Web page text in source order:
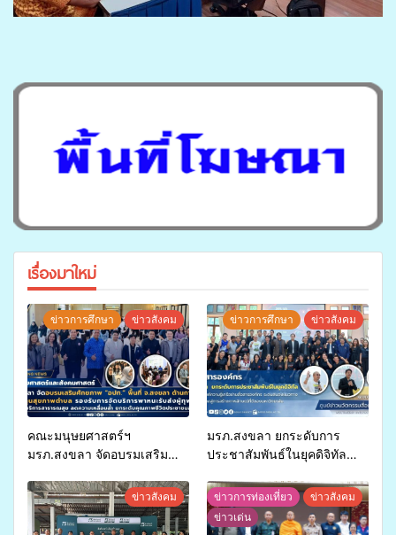
เรื่องมาใหม่
ข่าวการศึกษา ข่าวสังคม
คณะมนุษยศาสตร์ฯ
มรภ.สงขลา จัดอบรมเสริม
จ่ายงบกองทุนสุขภาพตำบล
รองรับการจัดบริการพาหนะรับ
ส่งผู้ทุพพลภาพเพื่อเข้ารับ
ข่าวการศึกษา ข่าวสังคม
มรภ.สงขลา ยกระดับการ
ประชาสัมพันธ์ในยุคดิจิทัล
ข่ายสื่อสารองค์กร ระดมสมอง
วางแนวทางการทำงาน ปูทาง
สู่การสร้างภาพลักษณ์ที่ดีของ
ข่าวสังคม ข่าวการท่องเที่ยว
ข่าวสังคม
ข่าวเด่น